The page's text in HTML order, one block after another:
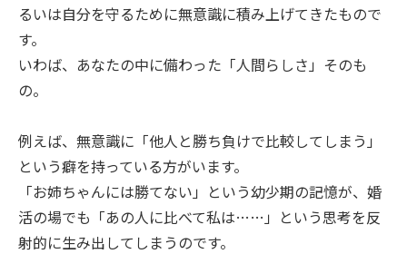
るいは自分を守るために無意識に積み上げてきたもので
す。
いわば、あなたの中に備わった「人間らしさ」そのも
の。
例えば、無意識に「他人と勝ち負けで比較してしまう」
という癖を持っている方がいます。
「お姉ちゃんには勝てない」という幼少期の記憶が、婚
活の場でも「あの人に比べて私は……」という思考を反
射的に生み出してしまうのです。